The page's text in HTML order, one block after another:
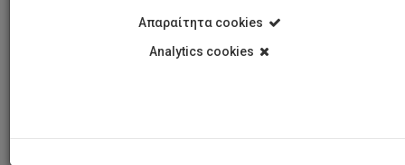
Απαραίτητα cookies
Analytics cookies